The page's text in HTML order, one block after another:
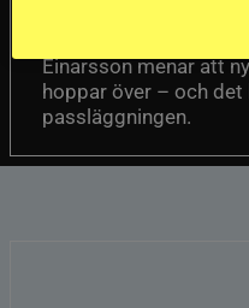
Einarsson menar att
hoppar över – och
passläggningen.